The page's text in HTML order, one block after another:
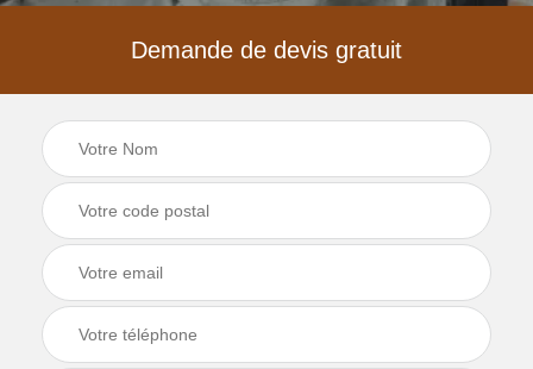
Demande de devis gratuit